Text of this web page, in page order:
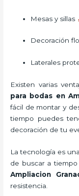
Mesas y sillas
Decoración
Laterales
Existen varias
para bodas en
fácil de montar y
tiempo puedes
decoración de tu
La tecnología es
de buscar a
Ampliacion
resistencia.